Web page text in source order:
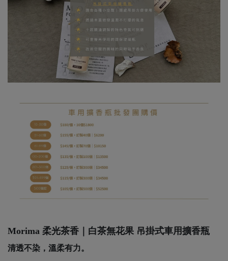
Morima 柔光茶香｜白茶無花果 吊掛式車用擴香瓶
清透不染，溫柔有力。